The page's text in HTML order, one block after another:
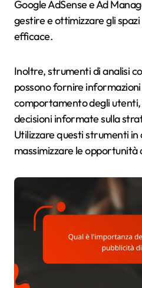
Google AdSense e Ad
gestire e ottimizzare gli
efficace.
Inoltre, strumenti di analisi
possono fornire informazioni
comportamento degli
decisioni informate sulla
Utilizzare questi strumenti in
massimizzare le opportunità